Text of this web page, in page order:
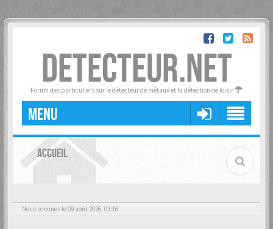
DETECTEUR.NET
Forum des particuliers sur le détecteur de métaux et la détection de loisir
MENU
ACCUEIL
Nous sommes le 09 août 2026, 03:16